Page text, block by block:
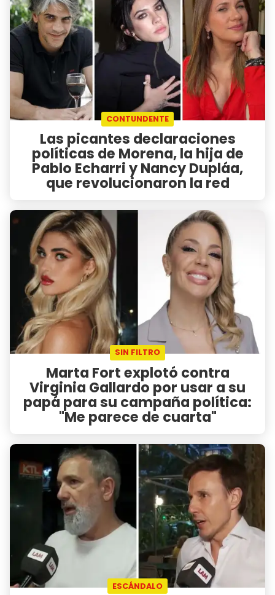
CONTUNDENTE
Las picantes declaraciones
políticas de Morena, la hija de
Pablo Echarri y Nancy Dupláa,
que revolucionaron la red
SIN FILTRO
Marta Fort explotó contra
Virginia Gallardo por usar a su
papá para su campaña política:
"Me parece de cuarta"
ESCÁNDALO